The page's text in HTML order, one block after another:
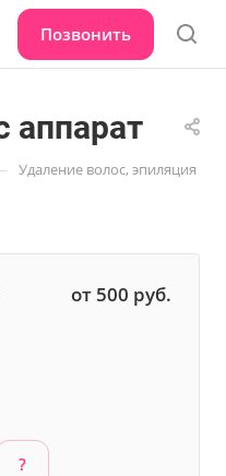
Позвонить
аппарат
Удаление волос, эпиляция
от 500 руб.
?